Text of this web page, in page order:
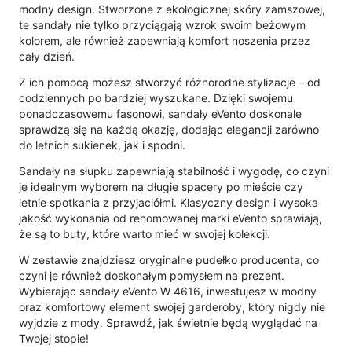
modny design. Stworzone z ekologicznej skóry zamszowej,
te sandały nie tylko przyciągają wzrok swoim beżowym
kolorem, ale również zapewniają komfort noszenia przez
cały dzień.
Z ich pomocą możesz stworzyć różnorodne stylizacje – od
codziennych po bardziej wyszukane. Dzięki swojemu
ponadczasowemu fasonowi, sandały eVento doskonale
sprawdzą się na każdą okazję, dodając elegancji zarówno
do letnich sukienek, jak i spodni.
Sandały na słupku zapewniają stabilność i wygodę, co czyni
je idealnym wyborem na długie spacery po mieście czy
letnie spotkania z przyjaciółmi. Klasyczny design i wysoka
jakość wykonania od renomowanej marki eVento sprawiają,
że są to buty, które warto mieć w swojej kolekcji.
W zestawie znajdziesz oryginalne pudełko producenta, co
czyni je również doskonałym pomysłem na prezent.
Wybierając sandały eVento W 4616, inwestujesz w modny
oraz komfortowy element swojej garderoby, który nigdy nie
wyjdzie z mody. Sprawdź, jak świetnie będą wyglądać na
Twojej stopie!